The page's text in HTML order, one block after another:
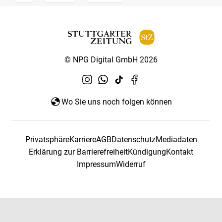
© NPG Digital GmbH 2026
Wo Sie uns noch folgen können
PrivatsphäreKarriereAGBDatenschutzMediadaten
Erklärung zur BarrierefreiheitKündigungKontakt
ImpressumWiderruf